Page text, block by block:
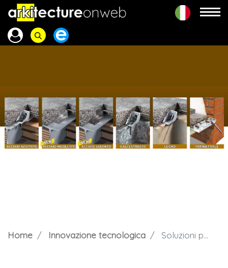
Home Innovazione tecnologica Soluzioni per il consolidamento dei solai. Laterlite amplia la sua gamma con nuovi connettori ancora più performanti